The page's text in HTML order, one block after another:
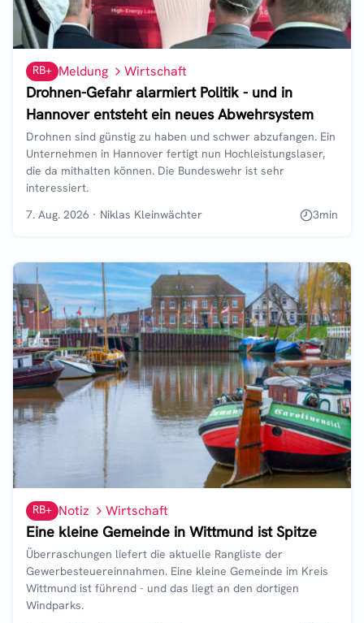
RB+ Meldung Wirtschaft
Drohnen-Gefahr alarmiert Politik - und in
Hannover entsteht ein neues Abwehrsystem
Drohnen sind günstig zu haben und schwer abzufangen. Ein
Unternehmen in Hannover fertigt nun Hochleistungslaser,
die da mithalten können. Die Bundeswehr ist sehr
interessiert.
7. Aug. 2026 · Niklas Kleinwächter 3min
RB+ Notiz Wirtschaft
Eine kleine Gemeinde in Wittmund ist Spitze
Überraschungen liefert die aktuelle Rangliste der
Gewerbesteuereinnahmen. Eine kleine Gemeinde im Kreis
Wittmund ist führend - und das liegt an den dortigen
Windparks.